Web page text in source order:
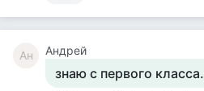
Ан Андрей
знаю с первого класса.